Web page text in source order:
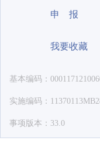
申 报
我要收藏
基本编码：
实施编码：
事项版本：33.0